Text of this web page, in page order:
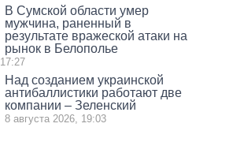
В Сумской области умер
мужчина, раненный в
результате вражеской атаки на
рынок в Белополье
Над созданием украинской
антибаллистики работают две
компании – Зеленский
8 августа 2026, 19:03